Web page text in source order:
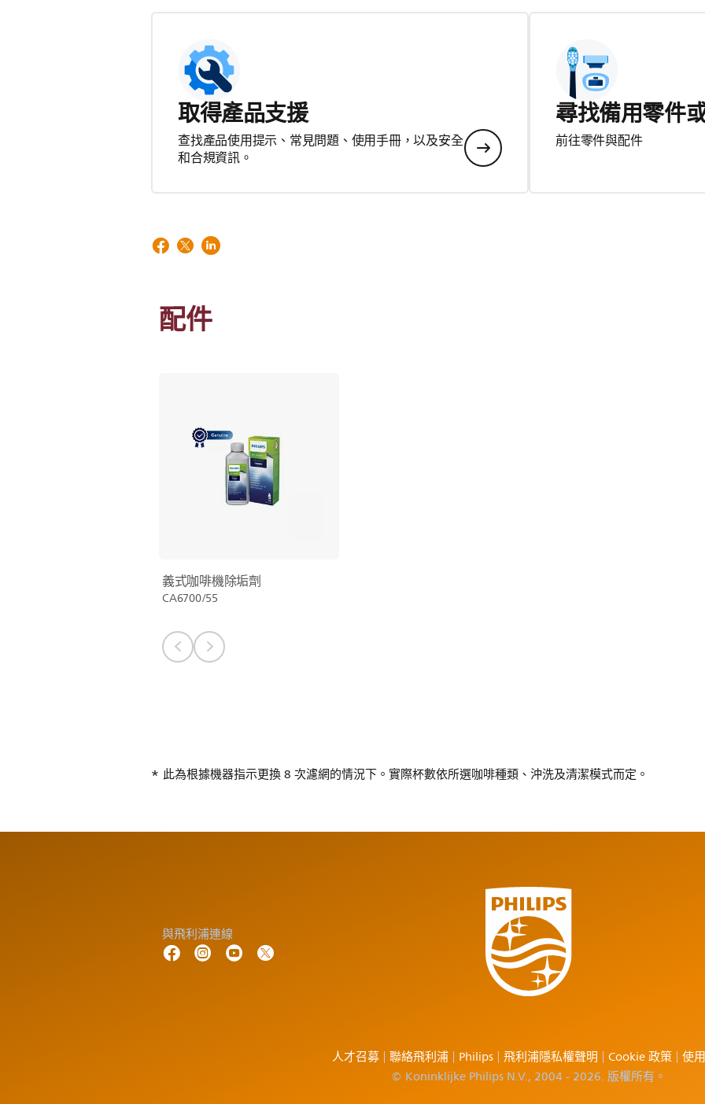
取得產品支援
查找產品使用提示、常見問題、使用手冊，以及安全
和合規資訊。
尋找備用零件
前往零件與配件
配件
義式咖啡機除垢劑
CA6700/55
此為根據機器指示更換 8 次濾網的情況下。實際杯數依所選咖啡種類、沖洗及清潔模式而定。
與飛利浦連線
人才召募 聯絡飛利浦 Philips 飛利浦隱私權聲明 Cookie 政策 使
© Koninklijke Philips N.V., 2004 - 2026. 版權所有。